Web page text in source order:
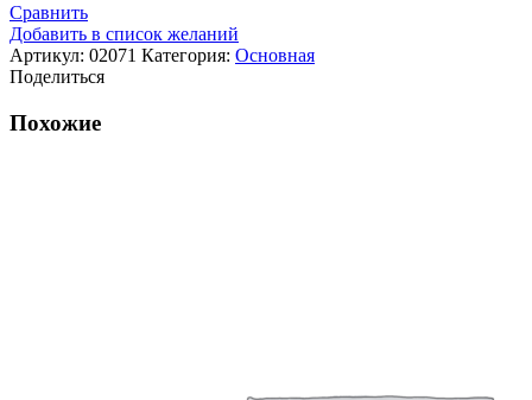
Сравнить
Добавить в список желаний
Артикул: 02071 Категория: Основная
Поделиться
Похожие